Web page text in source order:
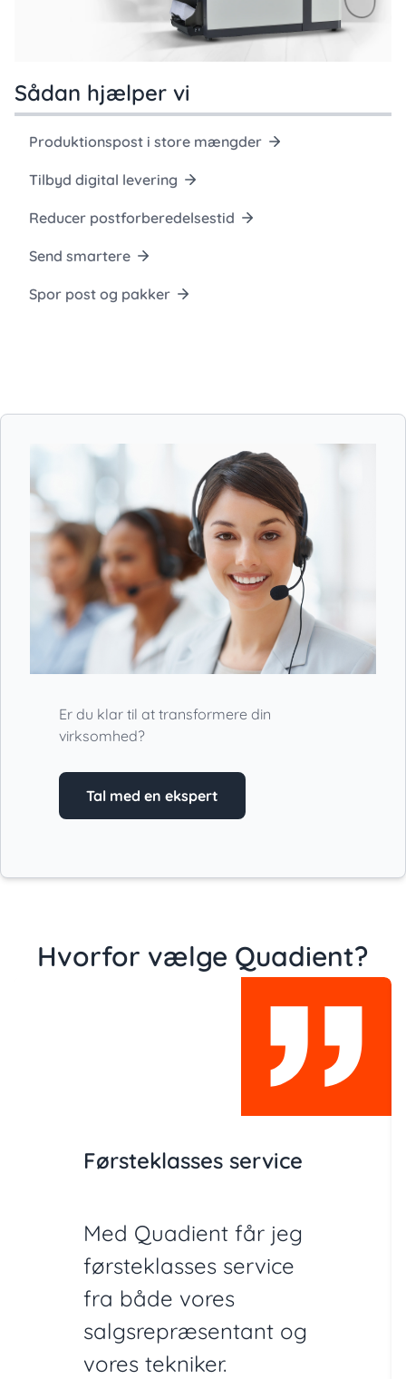
Sådan hjælper vi
Produktionspost i store mængder
Tilbyd digital levering
Reducer postforberedelsestid
Send smartere
Spor post og pakker
Er du klar til at transformere din
virksomhed?
Tal med en ekspert
Hvorfor vælge Quadient?
Førsteklasses service
Med Quadient får jeg
førsteklasses service
fra både vores
salgsrepræsentant og
vores tekniker.